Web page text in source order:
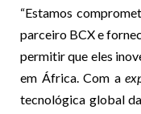
“Estamos
parceiro BCX e
permitir que eles
em África. Com a
tecnológica global